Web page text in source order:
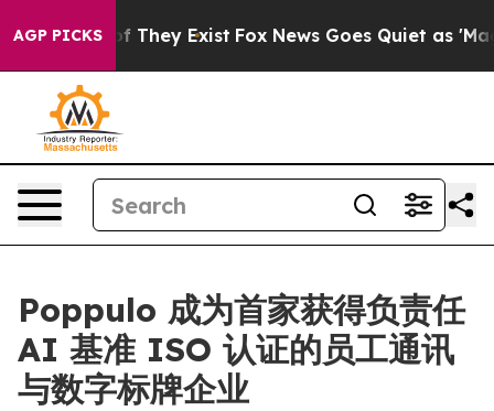
AGP PICKS
no Proof They Exist Fox News Goes Quiet as 'Maga
Poppulo 成为首家获得负责任
AI 基准 ISO 认证的员工通讯
与数字标牌企业